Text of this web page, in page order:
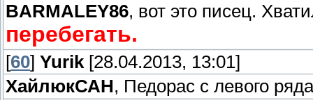
BARMALEY86, вот это писец.
перебегать.
[60] Yurik [28.04.2013, 13:01]
ХайлюкСАН, Педорас с левого